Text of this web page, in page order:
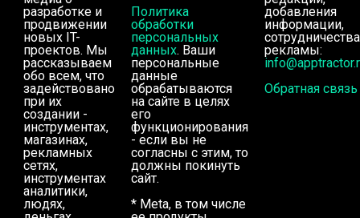
разработке и
продвижении
новых IT-
проектов. Мы
рассказываем
обо всем, что
задействовано
при их
создании -
инструментах,
магазинах,
рекламных
сетях,
инструментах
аналитики,
людях,
Политика
обработки
персональных
данных. Ваши
персональные
данные
обрабатываются
на сайте в целях
его
функционирования
- если вы не
согласны с этим, то
должны покинуть
сайт.
* Meta, в том числе
добавления
информации,
рекламы:
Обратная связь